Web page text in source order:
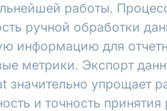
работы.
ручной обработки
информацию для
метрики. Экспорт
значительно упрощает
и точность